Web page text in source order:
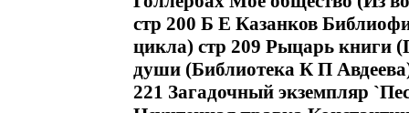
стр 200 Б Е Казанков
цикла) стр 209 Рыцарь книги
души (Библиотека К П
221 Загадочный экземпляр